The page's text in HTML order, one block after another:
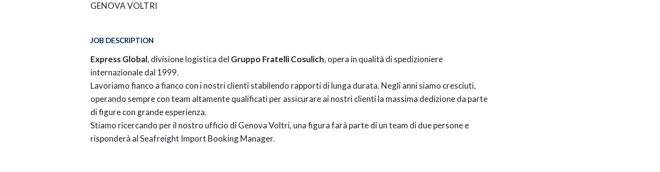
GENOVA VOLTRI
JOB DESCRIPTION
Express Global, divisione logistica del Gruppo Fratelli Cosulich, opera in qualità di spedizioniere
internazionale dal 1999.
Lavoriamo fianco a fianco con i nostri clienti stabilendo rapporti di lunga durata. Negli anni siamo cresciuti,
operando sempre con team altamente qualificati per assicurare ai nostri clienti la massima dedizione da parte
di figure con grande esperienza.
Stiamo ricercando per il nostro ufficio di Genova Voltri, una figura farà parte di un team di due persone e
risponderà al Seafreight Import Booking Manager.